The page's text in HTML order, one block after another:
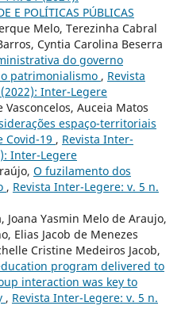
E POLÍTICAS PÚBLICAS
Melo, Terezinha Cabral
Cyntia Carolina Beserra
do governo
patrimonialismo , Revista
Inter-Legere
Auceia Matos
espaço-territoriais
Covid-19 , Revista Inter-
Inter-Legere
O fuzilamento dos
, Revista Inter-Legere: v. 5 n.
Joana Yasmin Melo de Araujo,
Elias Jacob de Menezes
Cristine Medeiros Jacob,
program delivered to
interaction was key to
, Revista Inter-Legere: v. 5 n.